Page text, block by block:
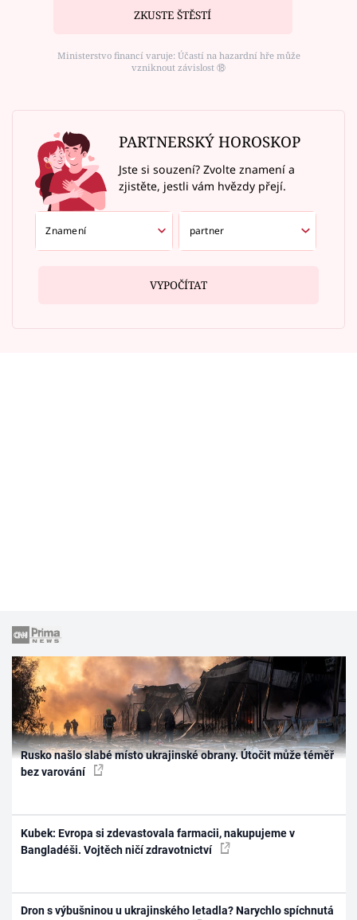
ZKUSTE ŠTĚSTÍ
Ministerstvo financí varuje: Účastí na hazardní hře může
vzniknout závislost ⑱
PARTNERSKÝ HOROSKOP
Jste si souzení? Zvolte znamení a
zjistěte, jestli vám hvězdy přejí.
VYPOČÍTAT
Rusko našlo slabé místo ukrajinské obrany. Útočit může téměř
bez varování
Kubek: Evropa si zdevastovala farmacii, nakupujeme v
Bangladéši. Vojtěch ničí zdravotnictví
Dron s výbušninou u ukrajinského letadla? Narychlo spíchnutá